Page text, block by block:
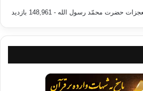
حضرت محمّد رسول الله - 148,961 بازدید